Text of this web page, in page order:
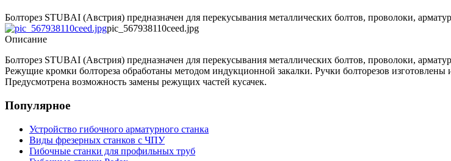
Болторез STUBAI (Австрия) предназначен для перекусывания металлических болтов, проволоки,
pic_567938110ceed.jpg
Описание
Болторез STUBAI (Австрия) предназначен для перекусывания металлических болтов, проволоки,
Режущие кромки болтореза обработаны методом индукционной закалки. Ручки болторезов
Предусмотрена возможность замены режущих частей кусачек.
Популярное
Устройство гибочного арматурного станка
Виды фрезерных станков с ЧПУ
Гибочные станки для профильных труб